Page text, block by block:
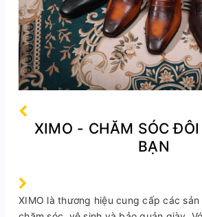
XIMO - CHĂM SÓC ĐÔI
BẠN
XIMO là thương hiệu cung cấp các sản